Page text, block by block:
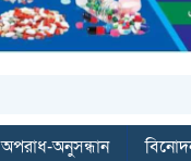
অপরাধ-অনুসন্ধান